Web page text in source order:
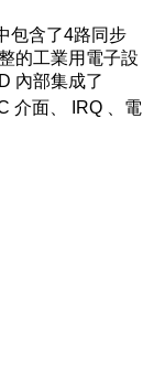
包含了4路同步
的工業用電子設
內部集成了
介面、 IRQ 、電